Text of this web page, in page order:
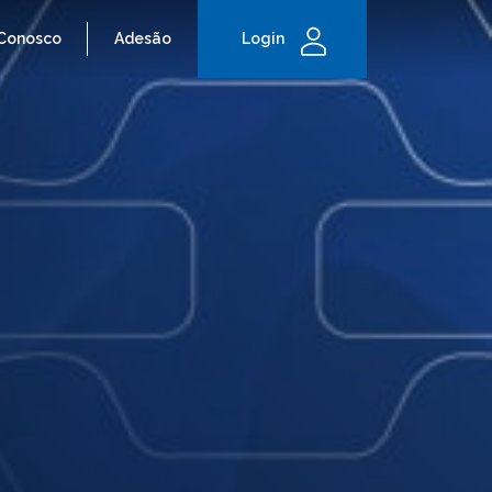
Adesão Login